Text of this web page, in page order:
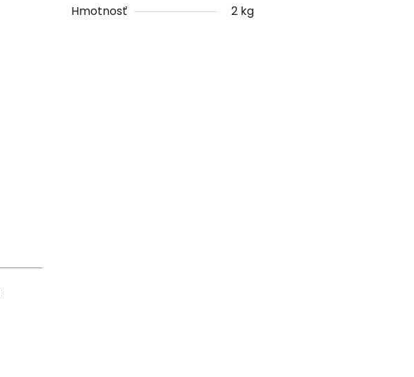
Hmotnosť
2 kg